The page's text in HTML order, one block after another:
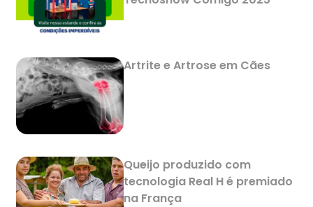
Artrite e Artrose em Cães
Queijo produzido com
tecnologia Real H é premiado
na França